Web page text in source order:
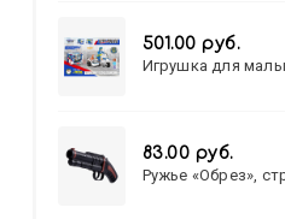
501.00 руб.
Игрушка для
83.00 руб.
Ружье «Обрез»,